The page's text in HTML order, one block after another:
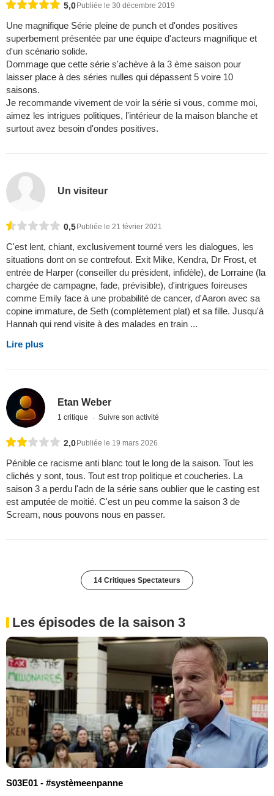
5,0 Publiée le 30 décembre 2019
Une magnifique Série pleine de punch et d'ondes positives
superbement présentée par une équipe d'acteurs magnifique et
d'un scénario solide.
Dommage que cette série s'achève à la 3 ème saison pour
laisser place à des séries nulles qui dépassent 5 voire 10
saisons.
Je recommande vivement de voir la série si vous, comme moi,
aimez les intrigues politiques, l'intérieur de la maison blanche et
surtout avez besoin d'ondes positives.
Un visiteur
0,5 Publiée le 21 février 2021
C'est lent, chiant, exclusivement tourné vers les dialogues, les
situations dont on se contrefout. Exit Mike, Kendra, Dr Frost, et
entrée de Harper (conseiller du président, infidèle), de Lorraine (la
chargée de campagne, fade, prévisible), d'intrigues foireuses
comme Emily face à une probabilité de cancer, d'Aaron avec sa
copine immature, de Seth (complètement plat) et sa fille. Jusqu'à
Hannah qui rend visite à des malades en train ...
Lire plus
Etan Weber
1 critique Suivre son activité
2,0Publiée le 19 mars 2026
Pénible ce racisme anti blanc tout le long de la saison. Tout les
clichés y sont, tous. Tout est trop politique et coucheries. La
saison 3 a perdu l'adn de la série sans oublier que le casting est
est amputée de moitié. C'est un peu comme la saison 3 de
Scream, nous pouvons nous en passer.
14 Critiques Spectateurs
Les épisodes de la saison 3
S03E01 - #systèmeenpanne